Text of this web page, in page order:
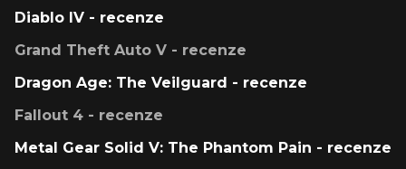
Diablo IV - recenze
Grand Theft Auto V - recenze
Dragon Age: The Veilguard - recenze
Fallout 4 - recenze
Metal Gear Solid V: The Phantom Pain - recenze